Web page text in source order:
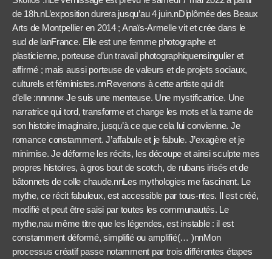
de 18h.nL’exposition durera jusqu’au 4 juin.nDiplômée des Beaux
Arts de Montpellier en 2014 ; Anaïs-Armelle vit et crée dans le
sud de lanFrance. Elle est une femme photographe et
plasticienne, porteuse d’un travail photographiquensingulier et
affirmé ; mais aussi porteuse de valeurs et de projets sociaux,
culturels et féministes.nnRevenons à cette artiste qui dit
d’elle :nnnnn« Je suis une menteuse. Une mystificatrice. Une
narratrice qui tord, transforme et change les mots et la trame de
son histoire imaginaire, jusqu’à ce que cela lui convienne. Je
romance constamment. J’affabule et je fabule. J’exagère et je
minimise. Je déforme les récits, les découpe et ainsi sculpte mes
propres histoires, à gros bout de scotch, de rubans irisés et de
bâtonnets de colle chaude.nnLes mythologies me fascinent. Le
mythe, ce récit fabuleux, est accessible par tous-ntes. Il est créé,
modifié et peut être saisi par toutes les communautés. Le
mythe,nau même titre que les légendes, est instable : il est
constamment déformé, simplifié ou amplifié(… )nnMon
processus créatif passe notamment par trois différentes étapes